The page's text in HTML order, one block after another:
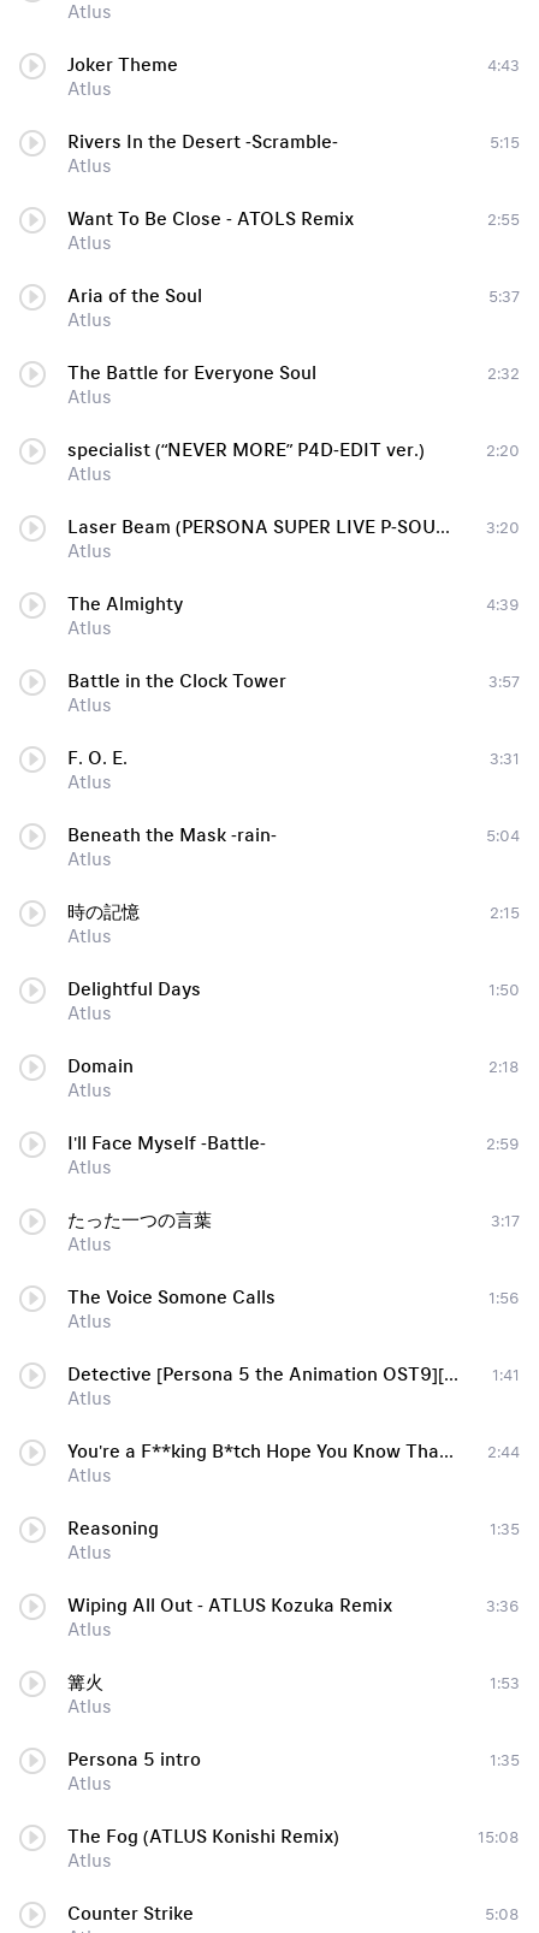
Atlus
Joker Theme
Atlus
4:43
Rivers In the Desert -Scramble-
Atlus
5:15
Want To Be Close - ATOLS Remix
Atlus
2:55
Aria of the Soul
Atlus
5:37
The Battle for Everyone Soul
Atlus
2:32
specialist (“NEVER MORE” P4D-EDIT ver.)
Atlus
2:20
Laser Beam (PERSONA SUPER LIVE P-SOUND BOMB !!!! 2017)
Atlus
3:20
The Almighty
Atlus
4:39
Battle in the Clock Tower
Atlus
3:57
F. O. E.
Atlus
3:31
Beneath the Mask -rain-
Atlus
5:04
時の記憶
Atlus
2:15
Delightful Days
Atlus
1:50
Domain
Atlus
2:18
I'll Face Myself -Battle-
Atlus
2:59
たった一つの言葉
Atlus
3:17
The Voice Somone Calls
Atlus
1:56
Detective [Persona 5 the Animation OST9][AnimeNewMusic]
Atlus
1:41
You're a F**king B*tch Hope You Know That Sh*t
Atlus
2:44
Reasoning
Atlus
1:35
Wiping All Out - ATLUS Kozuka Remix
Atlus
3:36
篝火
Atlus
1:53
Persona 5 intro
Atlus
1:35
The Fog (ATLUS Konishi Remix)
Atlus
15:08
Counter Strike
5:08